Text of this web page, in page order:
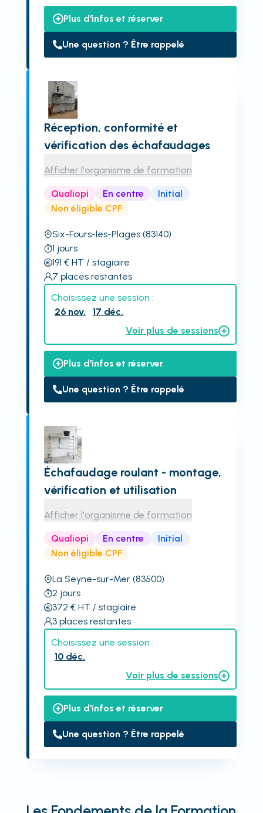
Plus d'infos et réserver
Une question ? Être rappelé
Réception, conformité et
vérification des échafaudages
Afficher l'organisme de formation
Qualiopi En centre
Initial
Non éligible CPF
Six-Fours-les-Plages (83140)
1 jours
191 € HT / stagiaire
7 places restantes
Choisissez une session :
26 nov.
17 déc.
Voir plus de sessions
Plus d'infos et réserver
Une question ? Être rappelé
Échafaudage roulant - montage,
vérification et utilisation
Afficher l'organisme de formation
Qualiopi En centre
Initial
Non éligible CPF
La Seyne-sur-Mer (83500)
2 jours
372 € HT / stagiaire
3 places restantes
Choisissez une session :
10 déc.
Voir plus de sessions
Plus d'infos et réserver
Une question ? Être rappelé